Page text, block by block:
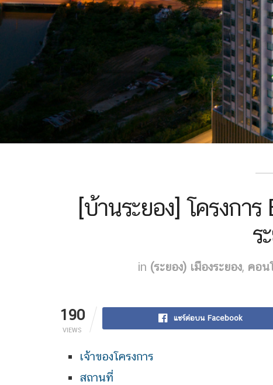
[บ้านระยอง] โครงกา
ร
in (ระยอง) เมืองระยอง, คอน
190
VIEWS
แชร์ต่อบน Facebook
เจ้าของโครงการ
สถานที่